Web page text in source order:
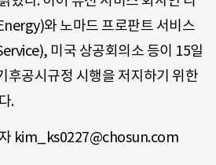
와 노마드 프로판트 서비스
미국 상공회의소 등이 15일
후공시규정 시행을 저지하기 위한
.
kim_ks0227@chosun.com